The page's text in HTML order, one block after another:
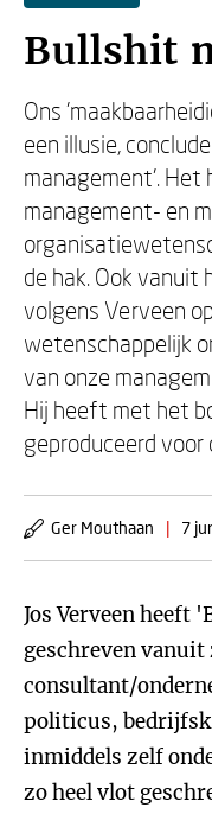
Bullshit
Ons
een illusie,
management'. Het
management- en
de hak. Ook
volgens Verveen
wetenschappelijk
van onze
Hij heeft met het
geproduceerd
Ger Mouthaan | 7
Jos Verveen heeft
geschreven
consultant/
politicus,
inmiddels zelf
zo heel vlot